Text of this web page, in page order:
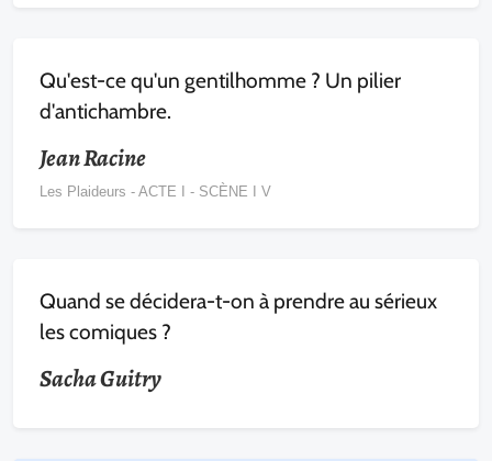
Qu'est-ce qu'un gentilhomme ? Un pilier
d'antichambre.
Jean Racine
Les Plaideurs - ACTE I - SCÈNE I V
Quand se décidera-t-on à prendre au sérieux
les comiques ?
Sacha Guitry